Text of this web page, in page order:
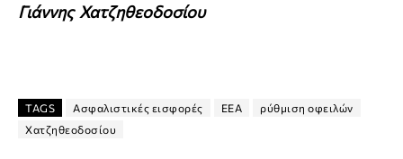
Γιάννης Χατζηθεοδοσίου
TAGS Ασφαλιστικές εισφορές ΕΕΑ
ρύθμιση οφειλών
Χατζηθεοδοσίου